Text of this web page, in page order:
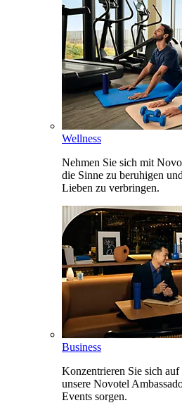
Wellness
Nehmen Sie sich mit
die Sinne zu beruhigen
Lieben zu verbringen.
Business
Konzentrieren Sie sich
unsere Novotel
Events sorgen.